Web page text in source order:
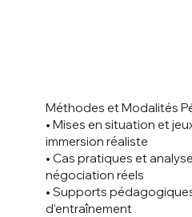
Méthodes et Modalités
• Mises en situation et
immersion réaliste
• Cas pratiques et
négociation réels
• Supports
d’entraînement